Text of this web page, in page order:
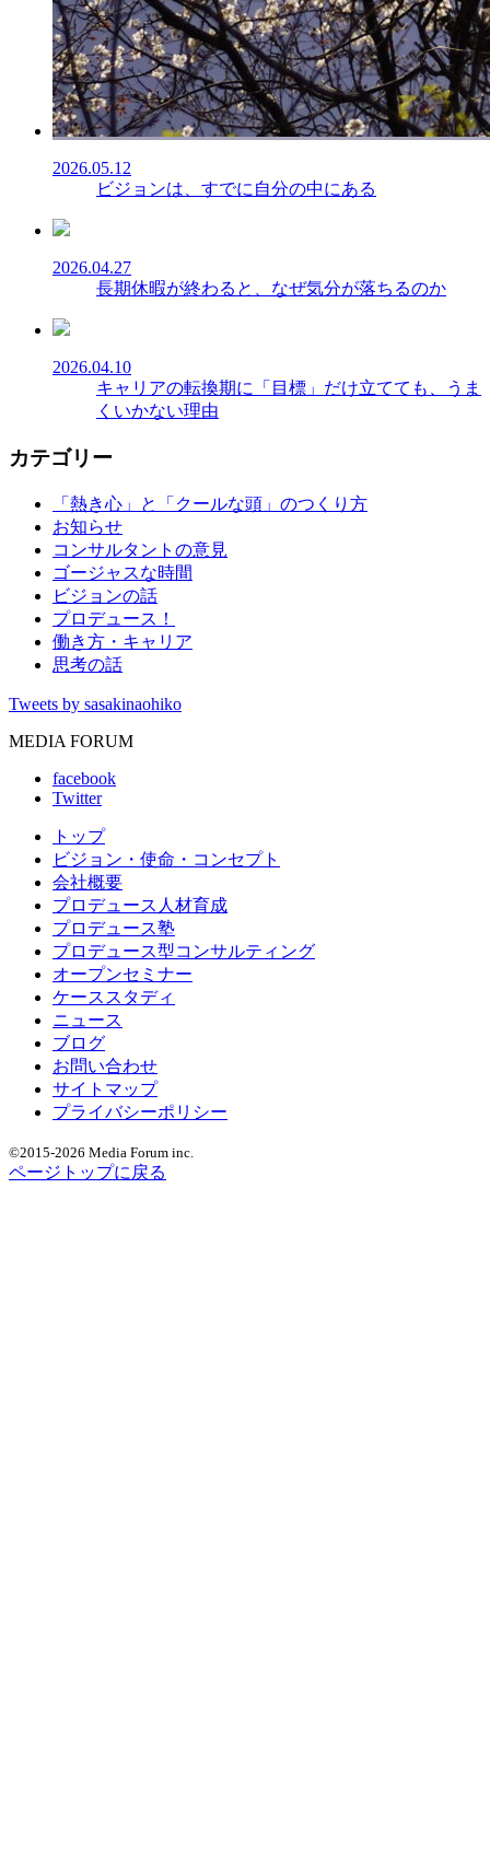
2026.05.12
ビジョンは、すでに自分の中にある
2026.04.27
長期休暇が終わると、なぜ気分が落ちるのか
2026.04.10
キャリアの転換期に「目標」だけ立てても、うま
くいかない理由
カテゴリー
「熱き心」と「クールな頭」のつくり方
お知らせ
コンサルタントの意見
ゴージャスな時間
ビジョンの話
プロデュース！
働き方・キャリア
思考の話
Tweets by sasakinaohiko
MEDIA FORUM
facebook
Twitter
トップ
ビジョン・使命・コンセプト
会社概要
プロデュース人材育成
プロデュース塾
プロデュース型コンサルティング
オープンセミナー
ケーススタディ
ニュース
ブログ
お問い合わせ
サイトマップ
プライバシーポリシー
©2015-2026 Media Forum inc.
ページトップに戻る